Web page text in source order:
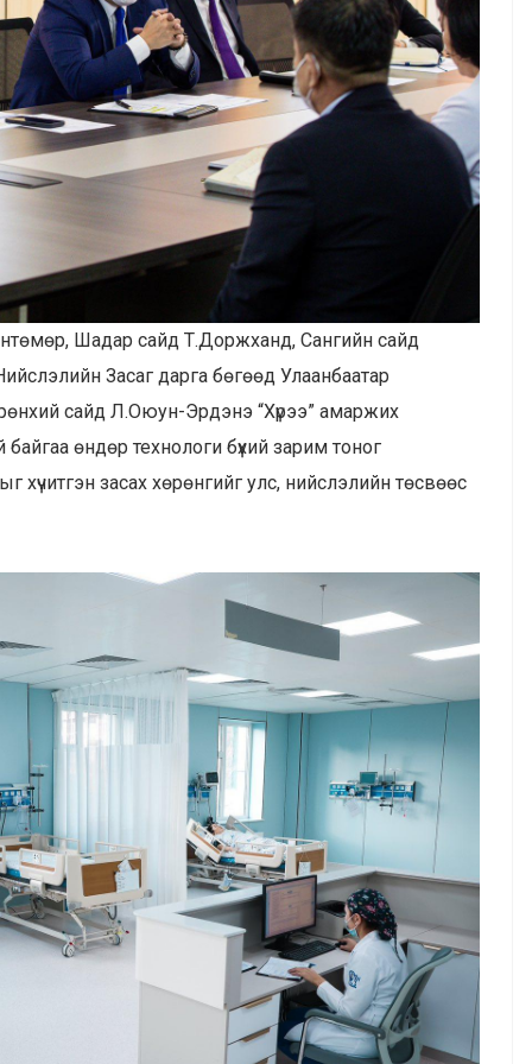
Шадар сайд Т.Доржханд, Сангийн сайд
Засаг дарга бөгөөд Улаанбаатар
сайд Л.Оюун-Эрдэнэ “Хүрээ” амаржих
өндөр технологи бүхий зарим тоног
хүчитгэн засах хөрөнгийг улс, нийслэлийн төсвөөс